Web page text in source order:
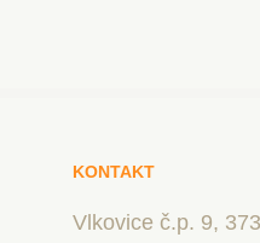
KONTAKT
Vlkovice č.p. 9,